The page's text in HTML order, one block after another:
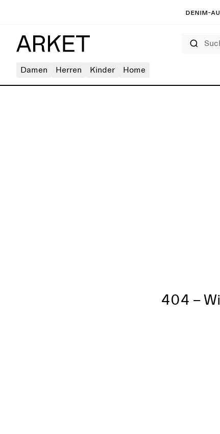
Denim-
Damen Herren Kinder Home
404 –